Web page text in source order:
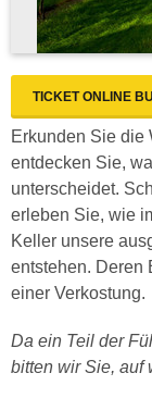
TICKET ONLINE
Erkunden Sie die
entdecken Sie,
unterscheidet.
erleben Sie, wie
Keller unsere
entstehen. Deren
einer Verkostung.
Da ein Teil der
bitten wir Sie, auf